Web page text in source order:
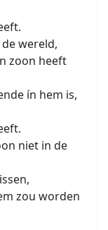
wereld,
zoon heeft
ín hem is,
niet in de
zou worden